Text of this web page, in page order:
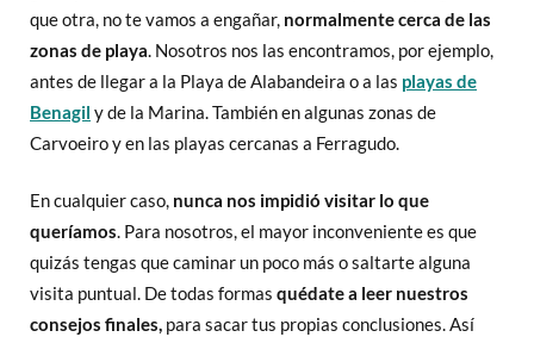
que otra, no te vamos a engañar, normalmente cerca de las
zonas de playa. Nosotros nos las encontramos, por ejemplo,
antes de llegar a la Playa de Alabandeira o a las playas de
Benagil y de la Marina. También en algunas zonas de
Carvoeiro y en las playas cercanas a Ferragudo.
En cualquier caso, nunca nos impidió visitar lo que
queríamos. Para nosotros, el mayor inconveniente es que
quizás tengas que caminar un poco más o saltarte alguna
visita puntual. De todas formas quédate a leer nuestros
consejos finales, para sacar tus propias conclusiones. Así